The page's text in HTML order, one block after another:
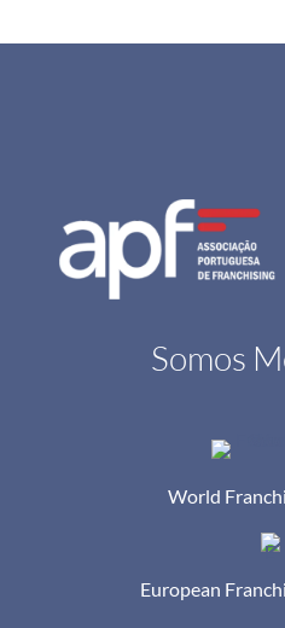
Somos
World
European